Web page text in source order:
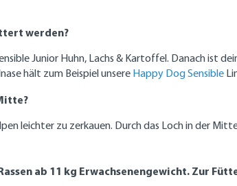
werden?
Junior Huhn, Lachs & Kartoffel. Danach ist
hält zum Beispiel unsere Happy Dog Sensible
leichter zu zerkauen. Durch das Loch in der
ab 11 kg Erwachsenengewicht. Zur